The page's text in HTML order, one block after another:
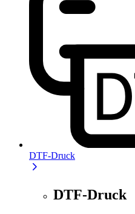
DTF-Druck
DTF-Druck